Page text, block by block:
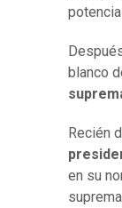
blanco
Recién
en su